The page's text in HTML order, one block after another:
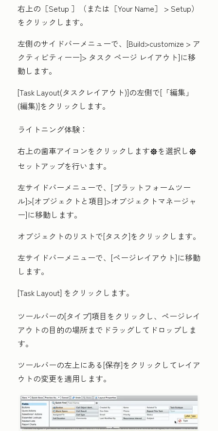
右上の［Setup ］（または ［Your Name］ > Setup）
をクリックします。
左側のサイドバーメニューで、[Build>customize > ア
クティビティーー]> タスク ページ レイアウト]に移
動します。
[Task Layout(タスクレイアウト)]の左側で[ 「編集」
(編集)]をクリックします。
ライトニング体験：
右上の歯車アイコンをクリックしますsettingsを選択し settings
セットアップを行います。
左サイドバーメニューで、[プラットフォームツー
ル]>[オブジェクトと項目]>オブジェクトマネージャ
ー]に移動します。
オブジェクトのリストで[タスク]をクリックします。
左サイドバーメニューで、[ページレイアウト]に移動
します。
[Task Layout] をクリックします。
ツールバーの[タイプ]項目をクリックし、ページレイ
アウトの目的の場所までドラッグしてドロップしま
す。
ツールバーの左上にある[保存]をクリックしてレイア
ウトの変更を適用します。